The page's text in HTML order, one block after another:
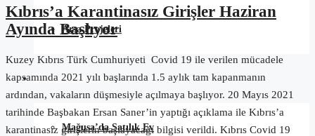
Arsa Projeleri
Kıbrıs Satılık Ev
Mağusa’da Satılık Ev
Kıbrıs’a Karantinasız Girişler Haziran
Ayında Başlıyor
Kuzey Kıbrıs Türk Cumhuriyeti Covid 19 ile verilen mücadele
kapsamında 2021 yılı başlarında 1.5 aylık tam kapanmanın
ardından, vakaların düşmesiyle açılmaya başlıyor. 20 Mayıs 2021
tarihinde Başbakan Ersan Saner’in yaptığı açıklama ile Kıbrıs’a
karantinasız girişlerin başlayacağı bilgisi verildi. Kıbrıs Covid 19